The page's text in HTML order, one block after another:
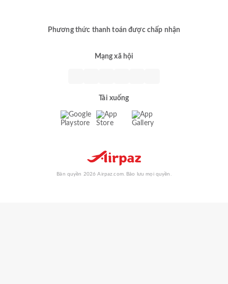
Phương thức thanh toán được chấp nhận
Mạng xã hội
Tải xuống
Bản quyền 2026 Airpaz.com. Bảo lưu mọi quyền.